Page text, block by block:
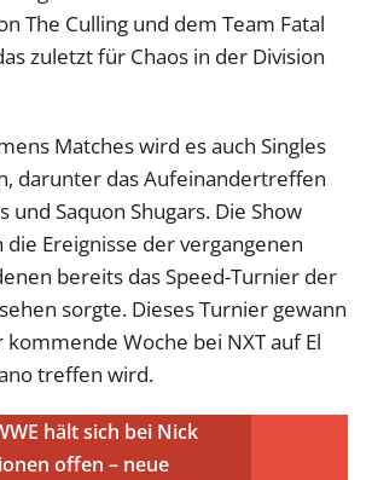
The Culling und dem Team Fatal
zuletzt für Chaos in der Division
Matches wird es auch Singles
darunter das Aufeinandertreffen
und Saquon Shugars. Die Show
Ereignisse der vergangenen
bereits das Speed-Turnier der
sorgte. Dieses Turnier gewann
kommende Woche bei NXT auf El
treffen wird.
hält sich bei Nick
offen – neue